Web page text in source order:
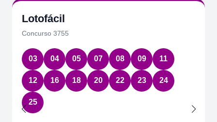
Lotofácil
Concurso 3755
03 04 05 07 08 09 11
12 16 18 20 22 23 24
25